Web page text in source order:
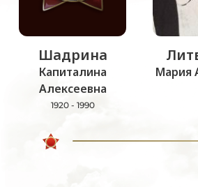
Шадрина
Капиталина
Алексеевна
1920 - 1990
Мария